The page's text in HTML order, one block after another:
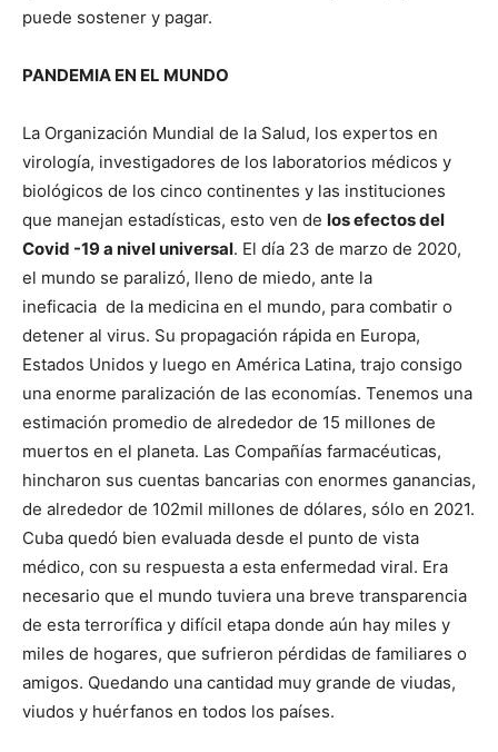
puede sostener y pagar.
PANDEMIA EN EL MUNDO
La Organización Mundial de la Salud, los expertos en
virología, investigadores de los laboratorios médicos y
biológicos de los cinco continentes y las instituciones
que manejan estadísticas, esto ven de los efectos del
Covid -19 a nivel universal. El día 23 de marzo de 2020,
el mundo se paralizó, lleno de miedo, ante la
ineficacia de la medicina en el mundo, para combatir o
detener al virus. Su propagación rápida en Europa,
Estados Unidos y luego en América Latina, trajo consigo
una enorme paralización de las economías. Tenemos una
estimación promedio de alrededor de 15 millones de
muertos en el planeta. Las Compañías farmacéuticas,
hincharon sus cuentas bancarias con enormes ganancias,
de alrededor de 102mil millones de dólares, sólo en 2021.
Cuba quedó bien evaluada desde el punto de vista
médico, con su respuesta a esta enfermedad viral. Era
necesario que el mundo tuviera una breve transparencia
de esta terrorífica y difícil etapa donde aún hay miles y
miles de hogares, que sufrieron pérdidas de familiares o
amigos. Quedando una cantidad muy grande de viudas,
viudos y huérfanos en todos los países.